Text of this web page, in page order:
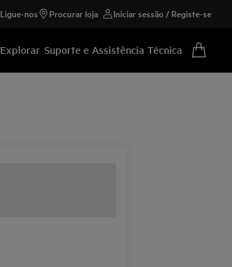
Ligue-nos Procurar loja Iniciar sessão / Registe-se
Explorar Suporte e Assistência Técnica